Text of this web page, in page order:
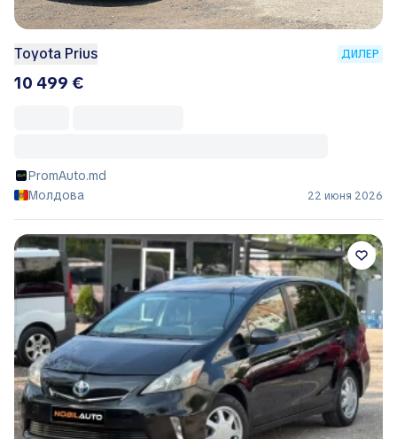
Toyota Prius ДИЛЕР
10 499 €
PromAuto.md
Молдова
22 июня 2026